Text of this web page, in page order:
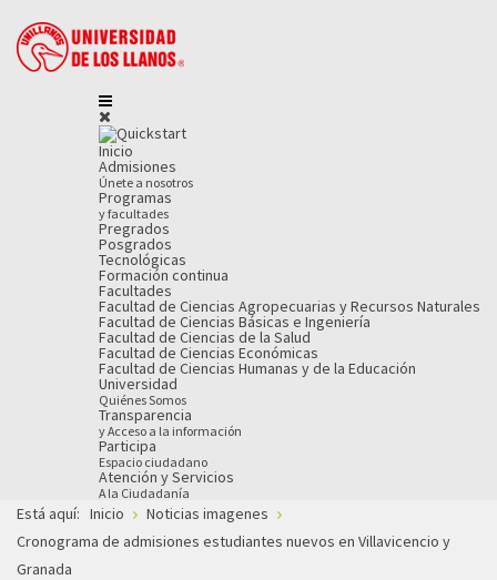
Inicio
Admisiones
Únete a nosotros
Programas
y facultades
Pregrados
Posgrados
Tecnológicas
Formación continua
Facultades
Facultad de Ciencias Agropecuarias y Recursos Naturales
Facultad de Ciencias Básicas e Ingeniería
Facultad de Ciencias de la Salud
Facultad de Ciencias Económicas
Facultad de Ciencias Humanas y de la Educación
Universidad
Quiénes Somos
Transparencia
y Acceso a la información
Participa
Espacio ciudadano
Atención y Servicios
A la Ciudadanía
Está aquí: Inicio
Noticias imagenes
Cronograma de admisiones estudiantes nuevos en Villavicencio y
Granada